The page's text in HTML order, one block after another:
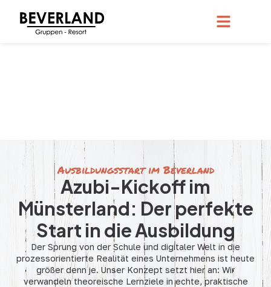
Ausbildungsstart im Beverland
Azubi-Kickoff im
Münsterland: Der perfekte
Start in die Ausbildung
Der Sprung von der Schule und digitaler Welt in die
prozessorientierte Realität eines Unternehmens ist heute
größer denn je. Unser Konzept setzt hier an: Wir
verwandeln theoreische Lernziele in echte, praktische